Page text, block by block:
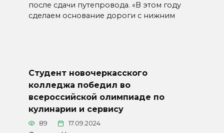
после сдачи путепровода. «В этом году
сделаем основание дороги с нижним
Студент новочеркасского
колледжа победил во
всероссийской олимпиаде по
кулинарии и сервису
89 17.09.2024